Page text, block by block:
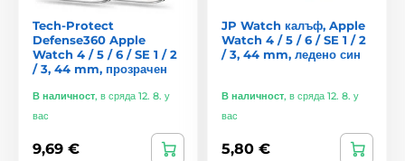
Tech-Protect
Defense360 Apple
Watch 4 / 5 / 6 / SE 1 / 2
/ 3, 44 mm, прозрачен
В наличност, в сряда 12. 8. у
вас
9,69 €
JP Watch калъф, Apple
Watch 4 / 5 / 6 / SE 1 / 2
/ 3, 44 mm, ледено син
В наличност, в сряда 12. 8. у
вас
5,80 €